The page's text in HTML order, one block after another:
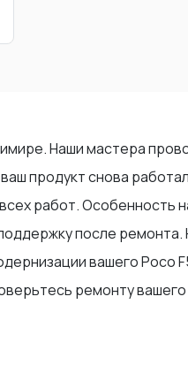
Наши мастера
продукт снова
работ. Особенность
после
вашего Poco
ремонту